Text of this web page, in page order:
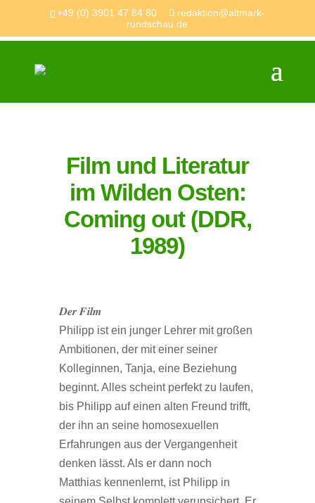
+49 (0) 3901 47 84 80
redaktion@altmark-
rundschau.de
Film und Literatur
im Wilden Osten:
Coming out (DDR,
1989)
𝑫𝒆𝒓 𝑭𝒊𝒍𝒎
Philipp ist ein junger Lehrer mit großen
Ambitionen, der mit einer seiner
Kolleginnen, Tanja, eine Beziehung
beginnt. Alles scheint perfekt zu laufen,
bis Philipp auf einen alten Freund trifft,
der ihn an seine homosexuellen
Erfahrungen aus der Vergangenheit
denken lässt. Als er dann noch
Matthias kennenlernt, ist Philipp in